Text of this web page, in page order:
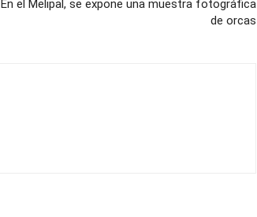
En el Melipal, se expone una muestra fotográfica
de orcas